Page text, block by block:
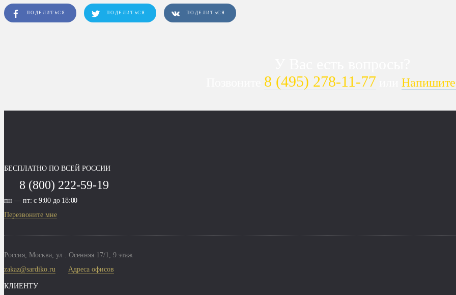
ПОДЕЛИТЬСЯ ПОДЕЛИТЬСЯ ПОДЕЛИТЬСЯ
8 (495) 278-11-77
БЕСПЛАТНО ПО ВСЕЙ РОССИИ
8 (800) 222-59-19
пн — пт: с 9:00 до 18:00
Перезвоните мне
Россия, Москва, ул . Осенняя 17/1, 9 этаж
zakaz@sardiko.ru
Адреса офисов
КЛИЕНТУ